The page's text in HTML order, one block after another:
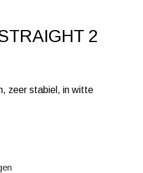
2
zeer stabiel, in witte